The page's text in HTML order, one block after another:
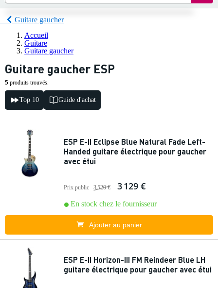
Guitare gaucher
Accueil
Guitare
Guitare gaucher
Guitare gaucher ESP
5 produits trouvés.
Top 10 Guide d'achat
ESP E-II Eclipse Blue Natural Fade Left-
Handed guitare électrique pour gaucher
avec étui
Prix public 3 520 € 3 129 €
En stock chez le fournisseur
Ajouter au panier
ESP E-II Horizon-III FM Reindeer Blue LH
guitare électrique pour gaucher avec étui